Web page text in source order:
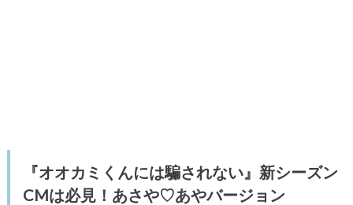
『オオカミくんには騙されない』新シーズン
CMは必見！あさや♡あやバージョン